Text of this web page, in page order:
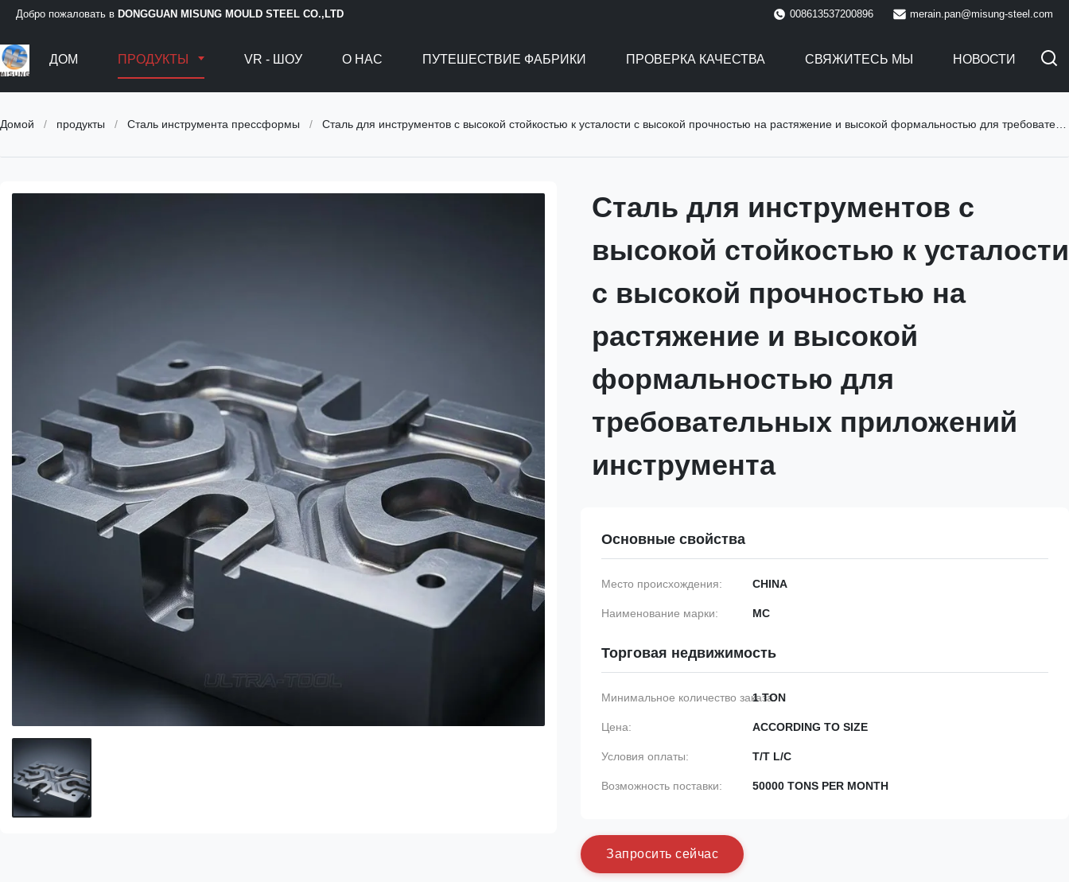
Добро пожаловать в DONGGUAN MISUNG MOULD STEEL CO.,LTD 008613537200896 merain.pan@misung-steel.com
ДОМ ПРОДУКТЫ VR - ШОУ О НАС ПУТЕШЕСТВИЕ ФАБРИКИ ПРОВЕРКА КАЧЕСТВА СВЯЖИТЕСЬ МЫ НОВОСТИ
Домой / продукты / Сталь инструмента прессформы / Сталь для инструментов с высокой стойкостью к усталости с высокой прочностью на растяжение и высокой формальностью для требовательных приложений инструмента
Сталь для инструментов с
высокой стойкостью к усталости
с высокой прочностью на
растяжение и высокой
формальностью для
требовательных приложений
инструмента
Основные свойства
Место происхождения: CHINA
Наименование марки: MC
Торговая недвижимость
Минимальное количество заказа:
1 TON
Цена: ACCORDING TO SIZE
Условия оплаты: T/T L/C
Возможность поставки: 50000 TONS PER MONTH
Запросить сейчас